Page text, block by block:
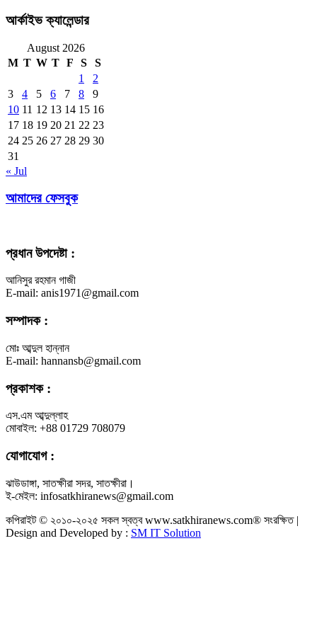
আর্কাইভ ক্যালেন্ডার
August 2026
M T W T F S
S
1
2
3
4 5 6 7 8
9
10 11 12 13 14 15 16
17 18 19 20 21 22 23
24 25 26 27 28 29 30
31
« Jul
আমাদের ফেসবুক
প্রধান উপদেষ্টা :
আনিসুর রহমান গাজী
E-mail: anis1971@gmail.com
সম্পাদক :
মোঃ আব্দুল হান্নান
E-mail: hannansb@gmail.com
প্রকাশক :
এস.এম আব্দুল্লাহ
মোবাইল: +88 01729 708079
যোগাযোগ :
ঝাউডাঙ্গা, সাতক্ষীরা সদর, সাতক্ষীরা।
ই-মেইল: infosatkhiranews@gmail.com
কপিরাইট © ২০১০-২০২৫ সকল স্বত্ব www.satkhiranews.com® সংরক্ষিত |
Design and Developed by : SM IT Solution